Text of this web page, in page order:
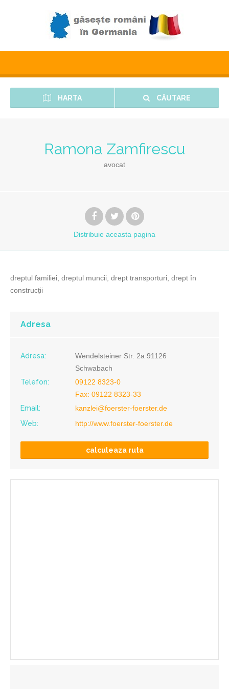
HARTA CĂUTARE
Ramona Zamfirescu
avocat
Distribuie aceasta pagina
dreptul familiei, dreptul muncii, drept transporturi, drept în
construcții
Adresa
Adresa:
Wendelsteiner Str. 2a 91126
Schwabach
Telefon:
09122 8323-0
Fax: 09122 8323-33
Email:
kanzlei@foerster-foerster.de
Web:
http://www.foerster-foerster.de
calculeaza ruta